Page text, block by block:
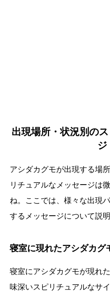
出現場所・状況別の
ジ
アシダカグモが出現する場
リチュアルなメッセージは
ね。ここでは、様々な出現
するメッセージについて説
寝室に現れたアシダカ
寝室にアシダカグモが現れ
味深いスピリチュアルなサ